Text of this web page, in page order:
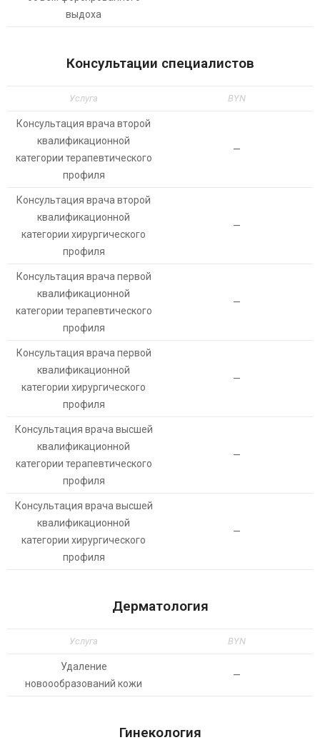
выдоха
Консультации специалистов
Услуга BYN
Консультация врача второй
квалификационной
категории терапевтического
профиля
—
Консультация врача второй
квалификационной
категории хирургического
профиля
—
Консультация врача первой
квалификационной
категории терапевтического
профиля
—
Консультация врача первой
квалификационной
категории хирургического
профиля
—
Консультация врача высшей
квалификационной
категории терапевтического
профиля
—
Консультация врача высшей
квалификационной
категории хирургического
профиля
—
Дерматология
Услуга BYN
Удаление
новоообразований кожи
—
Гинекология